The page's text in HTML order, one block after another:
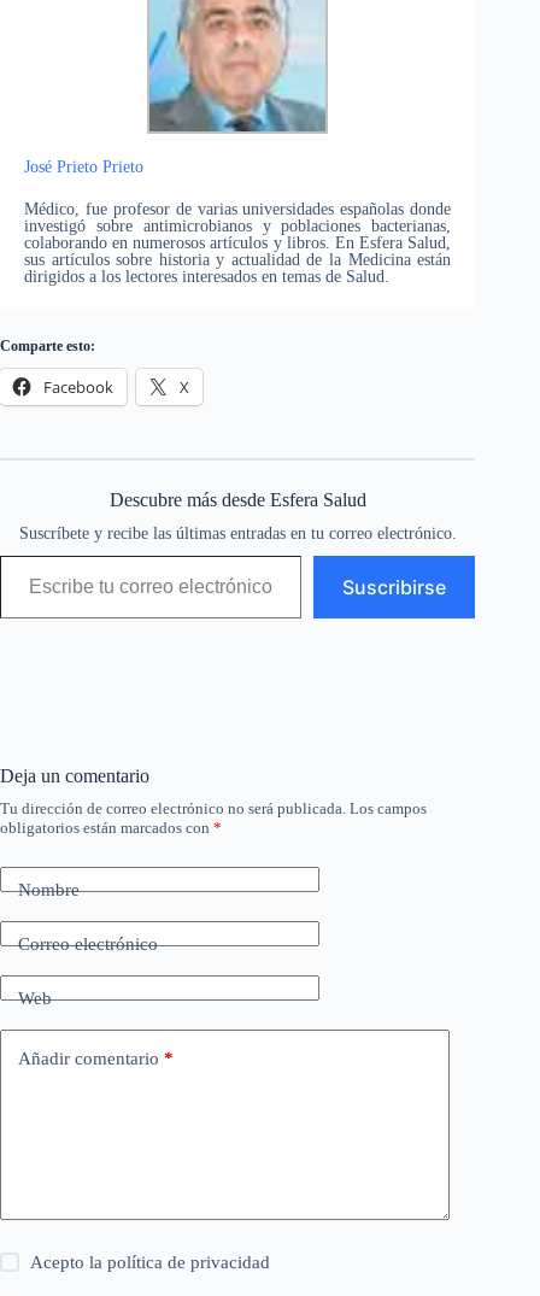
José Prieto Prieto
Médico, fue profesor de varias universidades españolas donde
investigó sobre antimicrobianos y poblaciones bacterianas,
colaborando en numerosos artículos y libros. En Esfera Salud,
sus artículos sobre historia y actualidad de la Medicina están
dirigidos a los lectores interesados en temas de Salud.
Comparte esto:
Facebook X
Descubre más desde Esfera Salud
Suscríbete y recibe las últimas entradas en tu correo electrónico.
Escribe tu correo electrónico…
Suscribirse
Deja un comentario
Tu dirección de correo electrónico no será publicada. Los campos
obligatorios están marcados con *
Nombre
Correo electrónico
Web
Añadir comentario *
Acepto lapolítica de privacidad